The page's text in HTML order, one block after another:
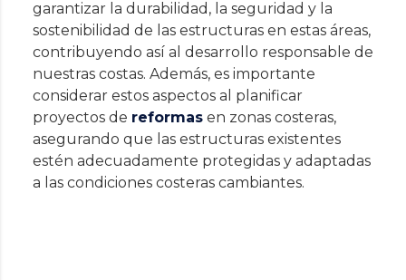
garantizar la durabilidad, la seguridad y la
sostenibilidad de las estructuras en estas áreas,
contribuyendo así al desarrollo responsable de
nuestras costas. Además, es importante
considerar estos aspectos al planificar
proyectos de reformasen zonas costeras,
asegurando que las estructuras existentes
estén adecuadamente protegidas y adaptadas
a las condiciones costeras cambiantes.